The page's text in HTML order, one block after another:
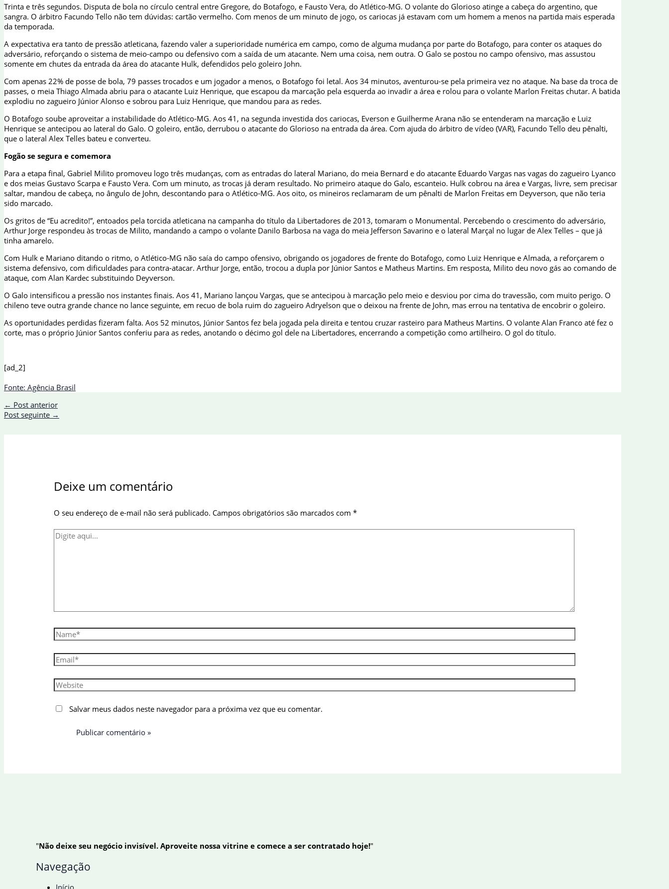
Trinta e três segundos. Disputa de bola no círculo central entre Gregore, do Botafogo, e Fausto Vera, do Atlético-MG. O volante do Glorioso atinge a cabeça do argentino, que
sangra. O árbitro Facundo Tello não tem dúvidas: cartão vermelho. Com menos de um minuto de jogo, os cariocas já estavam com um homem a menos na partida mais esperada
da temporada.
A expectativa era tanto de pressão atleticana, fazendo valer a superioridade numérica em campo, como de alguma mudança por parte do Botafogo, para conter os ataques do
adversário, reforçando o sistema de meio-campo ou defensivo com a saída de um atacante. Nem uma coisa, nem outra. O Galo se postou no campo ofensivo, mas assustou
somente em chutes da entrada da área do atacante Hulk, defendidos pelo goleiro John.
Com apenas 22% de posse de bola, 79 passes trocados e um jogador a menos, o Botafogo foi letal. Aos 34 minutos, aventurou-se pela primeira vez no ataque. Na base da troca de
passes, o meia Thiago Almada abriu para o atacante Luiz Henrique, que escapou da marcação pela esquerda ao invadir a área e rolou para o volante Marlon Freitas chutar. A batida
explodiu no zagueiro Júnior Alonso e sobrou para Luiz Henrique, que mandou para as redes.
O Botafogo soube aproveitar a instabilidade do Atlético-MG. Aos 41, na segunda investida dos cariocas, Everson e Guilherme Arana não se entenderam na marcação e Luiz
Henrique se antecipou ao lateral do Galo. O goleiro, então, derrubou o atacante do Glorioso na entrada da área. Com ajuda do árbitro de vídeo (VAR), Facundo Tello deu pênalti,
que o lateral Alex Telles bateu e converteu.
Fogão se segura e comemora
Para a etapa final, Gabriel Milito promoveu logo três mudanças, com as entradas do lateral Mariano, do meia Bernard e do atacante Eduardo Vargas nas vagas do zagueiro Lyanco
e dos meias Gustavo Scarpa e Fausto Vera. Com um minuto, as trocas já deram resultado. No primeiro ataque do Galo, escanteio. Hulk cobrou na área e Vargas, livre, sem precisar
saltar, mandou de cabeça, no ângulo de John, descontando para o Atlético-MG. Aos oito, os mineiros reclamaram de um pênalti de Marlon Freitas em Deyverson, que não teria
sido marcado.
Os gritos de “Eu acredito!”, entoados pela torcida atleticana na campanha do título da Libertadores de 2013, tomaram o Monumental. Percebendo o crescimento do adversário,
Arthur Jorge respondeu às trocas de Milito, mandando a campo o volante Danilo Barbosa na vaga do meia Jefferson Savarino e o lateral Marçal no lugar de Alex Telles – que já
tinha amarelo.
Com Hulk e Mariano ditando o ritmo, o Atlético-MG não saía do campo ofensivo, obrigando os jogadores de frente do Botafogo, como Luiz Henrique e Almada, a reforçarem o
sistema defensivo, com dificuldades para contra-atacar. Arthur Jorge, então, trocou a dupla por Júnior Santos e Matheus Martins. Em resposta, Milito deu novo gás ao comando de
ataque, com Alan Kardec substituindo Deyverson.
O Galo intensificou a pressão nos instantes finais. Aos 41, Mariano lançou Vargas, que se antecipou à marcação pelo meio e desviou por cima do travessão, com muito perigo. O
chileno teve outra grande chance no lance seguinte, em recuo de bola ruim do zagueiro Adryelson que o deixou na frente de John, mas errou na tentativa de encobrir o goleiro.
As oportunidades perdidas fizeram falta. Aos 52 minutos, Júnior Santos fez bela jogada pela direita e tentou cruzar rasteiro para Matheus Martins. O volante Alan Franco até fez o
corte, mas o próprio Júnior Santos conferiu para as redes, anotando o décimo gol dele na Libertadores, encerrando a competição como artilheiro. O gol do título.
[ad_2]
Fonte: Agência Brasil
← Post anterior
Post seguinte →
Deixe um comentário
O seu endereço de e-mail não será publicado. Campos obrigatórios são marcados com*
Digite
aqui...
Name*
Email*
Website
Salvar meus dados neste navegador para a próxima vez que eu comentar.
"Não deixe seu negócio invisível. Aproveite nossa vitrine e comece a ser contratado hoje!"
Navegação
Início